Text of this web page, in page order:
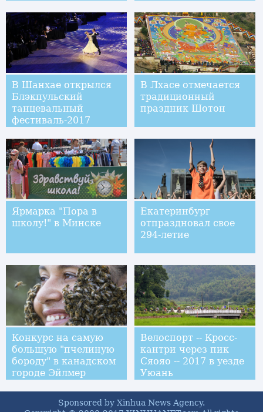
тренировочная база
для молодежных
футболистов
В Шанхае открылся
Блэкпульский
танцевальный
фестиваль-2017
В Лхасе отмечается
традиционный
праздник Шотон
Ярмарка "Пора в
школу!" в Минске
Екатеринбург
отпраздновал свое
294-летие
Конкурс на самую
большую "пчелиную
бороду" в канадском
городе Эйлмер
Велоспорт -- Кросс-
кантри через пик
Сяояо -- 2017 в уезде
Уюань
Sponsored by Xinhua News Agency.